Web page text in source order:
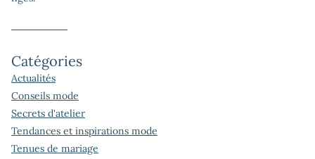
Catégories
Actualités
Conseils mode
Secrets d'atelier
Tendances et inspirations mode
Tenues de mariage